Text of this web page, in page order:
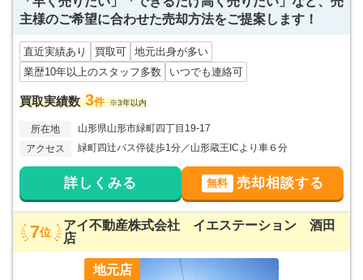
主様のご希望に合わせた売却方法をご提案します！
直近実績あり 買取可
地元出身が多い
業歴10年以上のスタッフ多数
いつでも連絡可
買取実績数 3件 ※3年以内
所在地
山形県山形市緑町四丁目19-17
アクセス
緑町四辻バス停徒歩1分／山形蔵王ICより車６分
詳しくみる 無料 売却相談する
7位
アイ不動産株式会社 イエステーション 酒田
店
地元店